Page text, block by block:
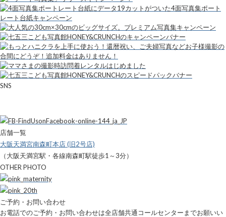
SNS
店舗一覧
大阪天満宮南森町本店 (旧2号店)
（大阪天満宮駅・各線南森町駅徒歩1～3分）
OTHER PHOTO
ご予約・お問い合わせ
お電話でのご予約・お問い合わせは全店舗共通コールセンターまでお願いい